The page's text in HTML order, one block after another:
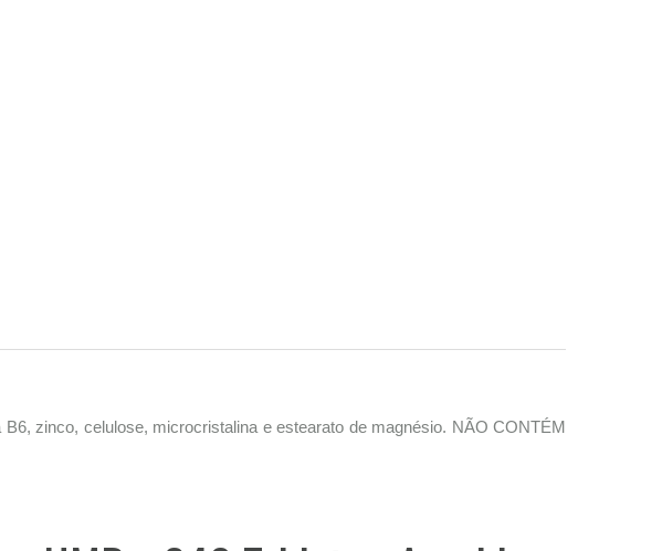
zinco, celulose, microcristalina e estearato de magnésio. NÃO CONTÉM